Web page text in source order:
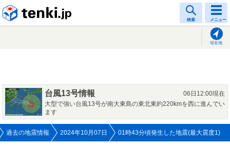
検索 メニュー
現在地
台風13号情報
06日12:00現在
大型で強い台風13号が南大東島の東北東約220kmを西に進んでい
ます
過去の地震情報 2024年10月07日 01時43分頃発生した地震(最大震度1)